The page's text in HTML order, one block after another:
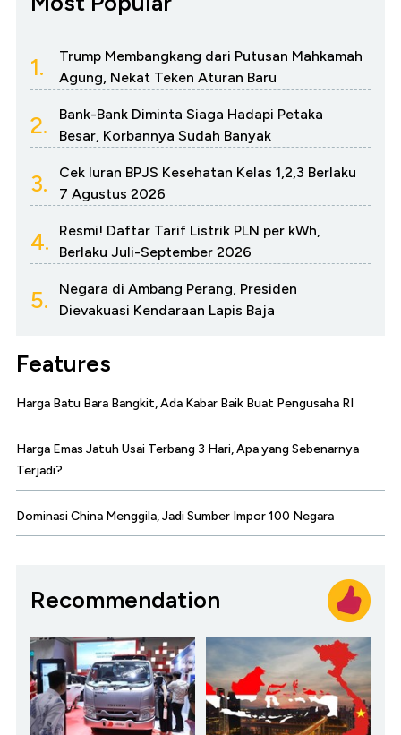
1.
Trump Membangkang dari Putusan Mahkamah
Agung, Nekat Teken Aturan Baru
2.
Bank-Bank Diminta Siaga Hadapi Petaka
Besar, Korbannya Sudah Banyak
3.
Cek Iuran BPJS Kesehatan Kelas 1,2,3 Berlaku
7 Agustus 2026
4.
Resmi! Daftar Tarif Listrik PLN per kWh,
Berlaku Juli-September 2026
5.
Negara di Ambang Perang, Presiden
Dievakuasi Kendaraan Lapis Baja
Features
Harga Batu Bara Bangkit, Ada Kabar Baik Buat Pengusaha RI
Harga Emas Jatuh Usai Terbang 3 Hari, Apa yang Sebenarnya
Terjadi?
Dominasi China Menggila, Jadi Sumber Impor 100 Negara
Recommendation